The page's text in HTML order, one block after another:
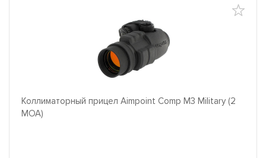
Коллиматорный прицел Aimpoint Comp M3 Military (2
МОА)